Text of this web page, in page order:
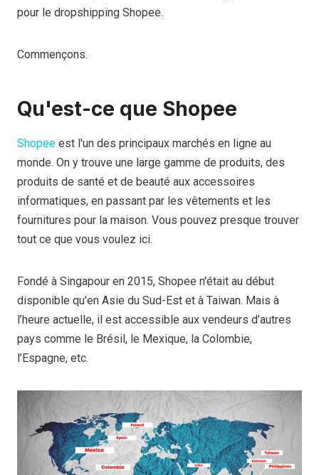
pour le dropshipping Shopee.
Commençons.
Qu'est-ce que Shopee
Shopee est l'un des principaux marchés en ligne au
monde. On y trouve une large gamme de produits, des
produits de santé et de beauté aux accessoires
informatiques, en passant par les vêtements et les
fournitures pour la maison. Vous pouvez presque trouver
tout ce que vous voulez ici.
Fondé à Singapour en 2015, Shopee n'était au début
disponible qu'en Asie du Sud-Est et à Taiwan. Mais à
l’heure actuelle, il est accessible aux vendeurs d’autres
pays comme le Brésil, le Mexique, la Colombie,
l’Espagne, etc.